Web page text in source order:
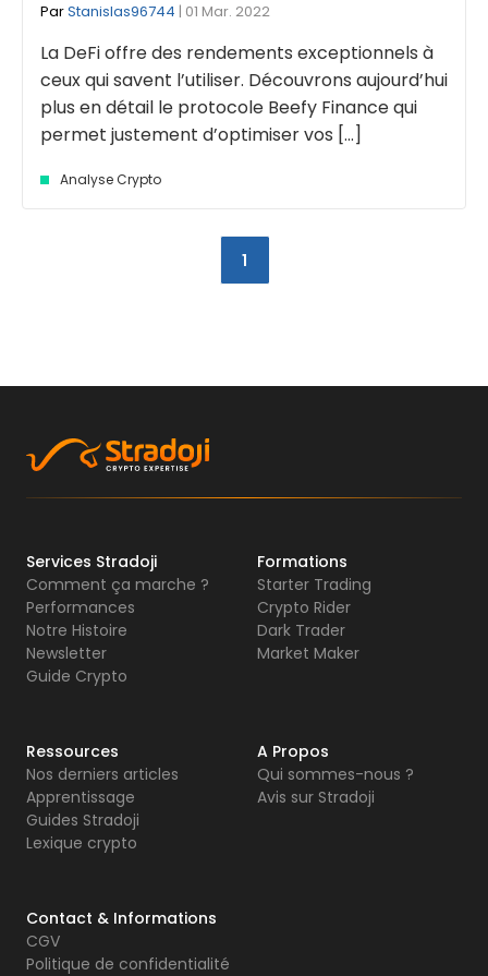
ParStanislas96744 | 01 Mar. 2022
La DeFi offre des rendements exceptionnels à
ceux qui savent l’utiliser. Découvrons aujourd’hui
plus en détail le protocole Beefy Finance qui
permet justement d’optimiser vos [...]
Analyse Crypto
1
Services Stradoji
Comment ça marche ?
Performances
Notre Histoire
Newsletter
Guide Crypto
Formations
Starter Trading
Crypto Rider
Dark Trader
Market Maker
Ressources
Nos derniers articles
Apprentissage
Guides Stradoji
Lexique crypto
A Propos
Qui sommes-nous ?
Avis sur Stradoji
Contact & Informations
CGV
Politique de confidentialité